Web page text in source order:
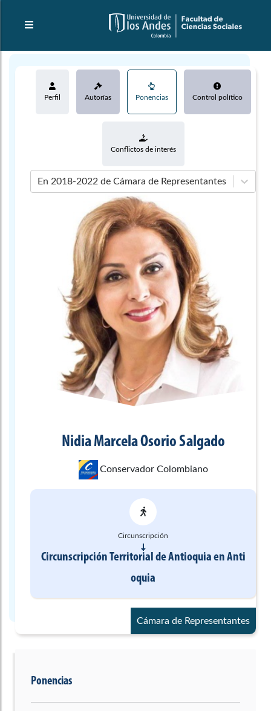
Perfil Autorías Ponencias Control político
Conflictos de interés
En 2018-2022 de Cámara de Representantes
Nidia MarcelaOsorio Salgado
Conservador Colombiano
Circunscripción
Circunscripción Territorial de AntioquiaenAnti
oquia
Cámara de Representantes
Ponencias